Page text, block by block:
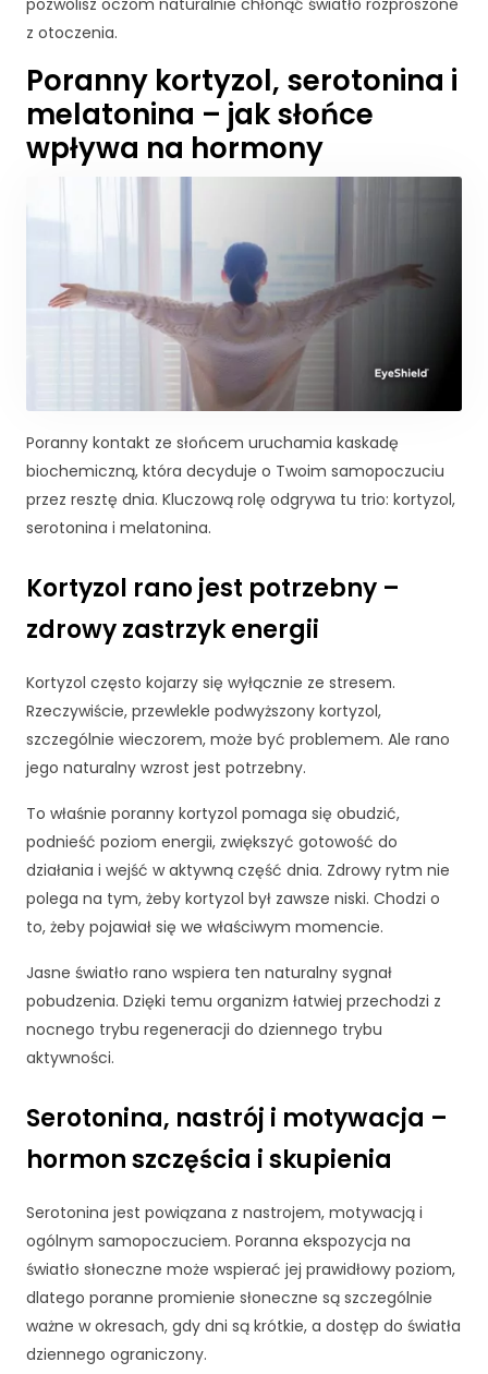
z otoczenia.
Poranny kortyzol, serotonina i
melatonina – jak słońce
wpływa na hormony
Poranny kontakt ze słońcem uruchamia kaskadę
biochemiczną, która decyduje o Twoim samopoczuciu
przez resztę dnia. Kluczową rolę odgrywa tu trio: kortyzol,
serotonina i melatonina.
Kortyzol rano jest potrzebny –
zdrowy zastrzyk energii
Kortyzol często kojarzy się wyłącznie ze stresem.
Rzeczywiście, przewlekle podwyższony kortyzol,
szczególnie wieczorem, może być problemem. Ale rano
jego naturalny wzrost jest potrzebny.
To właśnie poranny kortyzol pomaga się obudzić,
podnieść poziom energii, zwiększyć gotowość do
działania i wejść w aktywną część dnia. Zdrowy rytm nie
polega na tym, żeby kortyzol był zawsze niski. Chodzi o
to, żeby pojawiał się we właściwym momencie.
Jasne światło rano wspiera ten naturalny sygnał
pobudzenia. Dzięki temu organizm łatwiej przechodzi z
nocnego trybu regeneracji do dziennego trybu
aktywności.
Serotonina, nastrój i motywacja –
hormon szczęścia i skupienia
Serotonina jest powiązana z nastrojem, motywacją i
ogólnym samopoczuciem. Poranna ekspozycja na
światło słoneczne może wspierać jej prawidłowy poziom,
dlatego poranne promienie słoneczne są szczególnie
ważne w okresach, gdy dni są krótkie, a dostęp do światła
dziennego ograniczony.
o
a
l
n
e
n
e
d
n
c
o
w
a
i
a
s
o
n
i
n
t
r
e
o
e
S
t
a